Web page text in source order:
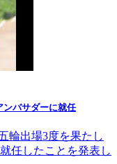
バサダーに就任
輪出場3度を果たし
任したことを発表し